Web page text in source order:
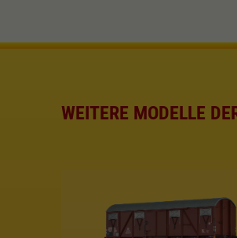
WEITERE MODELLE